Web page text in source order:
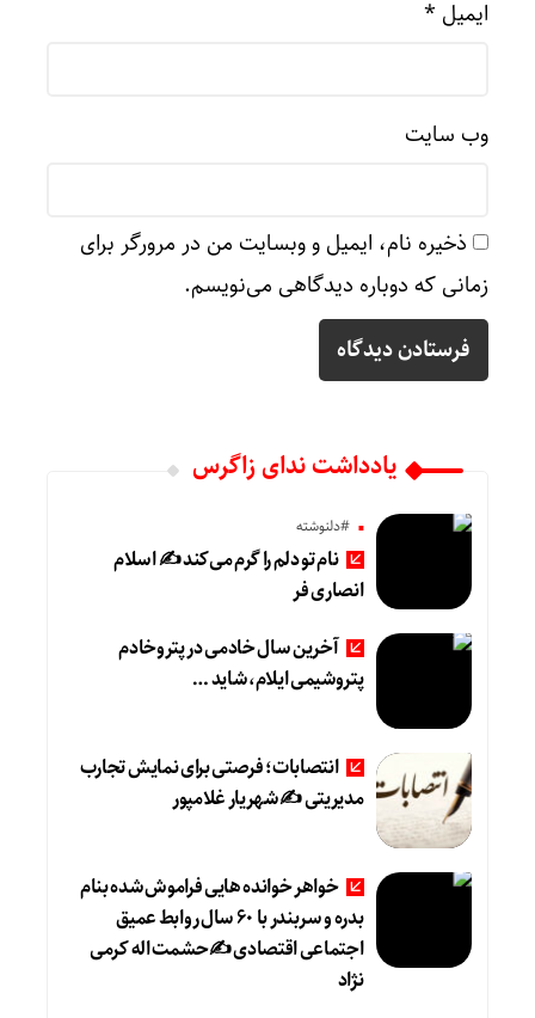
ایمیل *
وب‌ سایت
ذخیره نام، ایمیل و وبسایت من در مرورگر برای
زمانی که دوباره دیدگاهی می‌نویسم.
یادداشت ندای زاگرس
#دلنوشته
نام تو دلم را گرم می‌کند ✍️ اسلام
انصاری فر
آخرین سال خادمی در پتروخادم
پتروشیمی ایلام، شاید …
انتصابات؛ فرصتی برای نمایش تجارب
مدیریتی ✍ شهریار غلامپور
خواهر خوانده هایی فراموش شده بنام
بدره و سربندر با ۶۰ سال روابط عمیق
اجتماعی اقتصادی ✍حشمت اله کرمی
نژاد